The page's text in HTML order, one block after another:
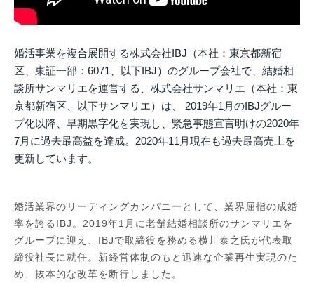
婚活事業を複合展開する株式会社IBJ（本社：東京都新宿
区、東証一部：6071、以下IBJ）のグループ会社で、結婚相
談所サンマリエを運営する、株式会社サンマリエ（本社：東
京都新宿区、以下サンマリエ）は、 2019年1月のIBJグルー
プ化以降、早期黒字化を実現し、緊急事態宣言明けの2020年
7月に過去最高益を達成。2020年11月現在も過去最高売上を
更新しています。
婚活業界のリーディングカンパニーとして、業界屈指の成婚
率を誇るIBJ。2019年1月に老舗結婚相談所のサンマリエを
グループに迎え、IBJで取締役を務める横川泰之氏が代表取
締役社長に就任。新経営体制のもと迅速な企業再生実現のた
め、抜本的な改革を断行しました。